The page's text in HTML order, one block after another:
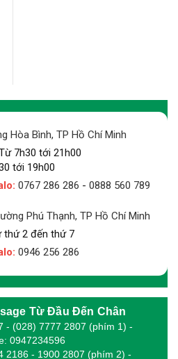
Hòa Bình, TP Hồ Chí Minh
7h30 tới 21h00
tới 19h00
0767 286 286 - 0888 560 789
Phú Thạnh, TP Hồ Chí Minh
thứ 2 đến thứ 7
0946 256 286
Từ Đầu Đến Chân
- (028) 7777 2807 (phím 1) -
0947234596
2186 - 1900 2807 (phím 2) -